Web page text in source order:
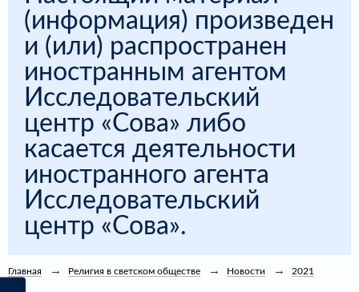
(информация) произведен
и (или) распространен
иностранным агентом
Исследовательский
центр «Сова» либо
касается деятельности
иностранного агента
Исследовательский
центр «Сова».
Главная Религия в светском обществе Новости 2021